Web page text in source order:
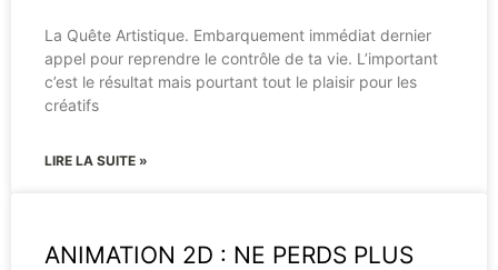
La Quête Artistique. Embarquement immédiat dernier
appel pour reprendre le contrôle de ta vie. L’important
c’est le résultat mais pourtant tout le plaisir pour les
créatifs
LIRE LA SUITE »
ANIMATION 2D : NE PERDS PLUS